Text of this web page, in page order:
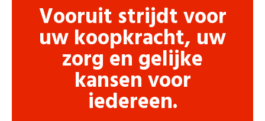
Vooruit strijdt voor
uw koopkracht, uw
zorg en gelijke
kansen voor
iedereen.